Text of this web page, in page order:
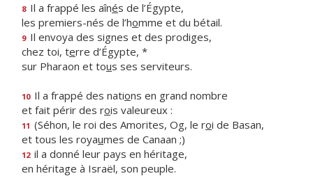
8 Il a frappé les aînés de l’Égypte,
les premiers-nés de l’homme et du bétail.
9 Il envoya des signes et des prodiges,
chez toi, terre d’Égypte, *
sur Pharaon et tous ses serviteurs.
10 Il a frappé des nations en grand nombre
et fait périr des rois valeureux :
11 (Séhon, le roi des Amorites, Og, le roi de Basan,
et tous les royaumes de Canaan ;)
12 il a donné leur pays en héritage,
en héritage à Israël, son peuple.